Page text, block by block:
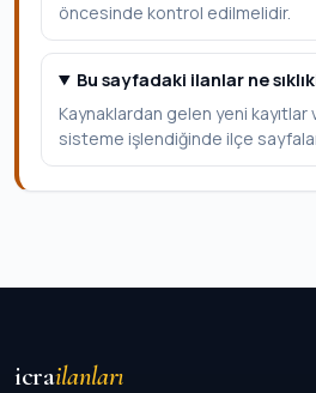
öncesinde kontrol edilmelidir.
Bu sayfadaki ilanlar ne
Kaynaklardan gelen yeni
sisteme işlendiğinde ilçe
icrailanları